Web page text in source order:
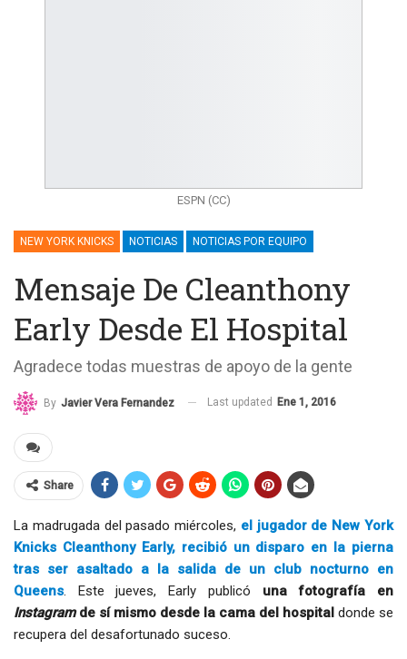
ESPN (CC)
NEW YORK KNICKS NOTICIAS NOTICIAS POR EQUIPO
Mensaje De Cleanthony
Early Desde El Hospital
Agradece todas muestras de apoyo de la gente
By Javier Vera Fernandez Last updated Ene 1, 2016
Share
La madrugada del pasado miércoles, el jugador de New York
Knicks Cleanthony Early, recibió un disparo en la pierna
tras ser asaltado a la salida de un club nocturno en
Queens. Este jueves, Early publicó una fotografía en
Instagramde sí mismo desde la cama del hospital donde se
recupera del desafortunado suceso.